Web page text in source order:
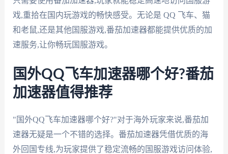
戏,重拾在国内玩游戏的畅快感受。无论是 QQ 飞车、猫
和老鼠,还是其他国服游戏,番茄加速器都能提供优质的加
速服务,让你畅玩国服游戏。
国外QQ飞车加速器哪个好?番茄
加速器值得推荐
"国外QQ飞车加速器哪个好?"对于海外玩家来说,番茄加
速器无疑是一个不错的选择。番茄加速器凭借优质的海
外回国专线,为玩家提供了稳定流畅的国服游戏访问体验,